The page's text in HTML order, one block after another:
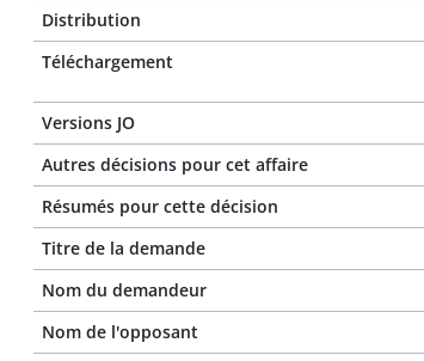
Distribution
Téléchargement
Versions JO
Autres décisions pour cet affaire
Résumés pour cette décision
Titre de la demande
Nom du demandeur
Nom de l'opposant